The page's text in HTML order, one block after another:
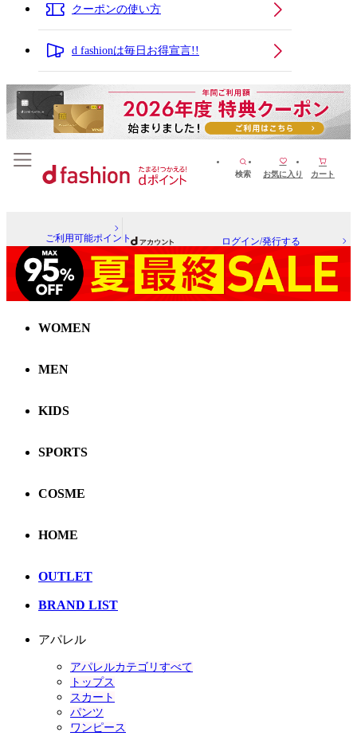
クーポンの使い方
d fashionは毎日お得宣言!!
検索 お気に入り カート
ご利用可能ポイント ログイン/発行する
WOMEN
MEN
KIDS
SPORTS
COSME
HOME
OUTLET
BRAND LIST
アパレル
アパレルカテゴリすべて
トップス
スカート
パンツ
ワンピース